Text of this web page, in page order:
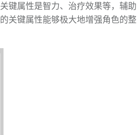
键属性是智力、治疗效果等，辅助
关键属性能够极大地增强角色的整